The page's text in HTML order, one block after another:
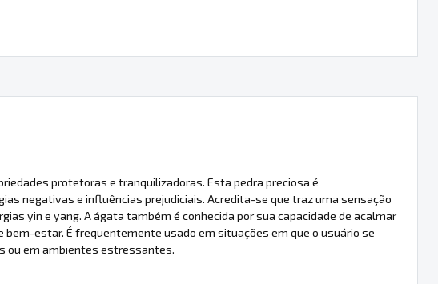
protetoras e tranquilizadoras. Esta pedra preciosa é
negativas e influências prejudiciais. Acredita-se que traz uma sensação
yin e yang. A ágata também é conhecida por sua capacidade de acalmar
estar. É frequentemente usado em situações em que o usuário se
ou em ambientes estressantes.